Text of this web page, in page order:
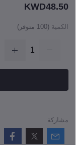
KWD48.50
الكمية (
100 متوفر)
مشاركة